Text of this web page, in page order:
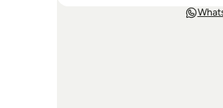
Unsere Lieferung ist in der
Bestellung halten wir Sie über